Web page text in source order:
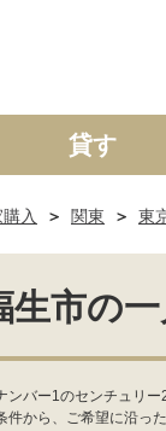
て マン
貸す
入 関東 東
生市の
バー1のセンチュリ
から、ご希望に沿